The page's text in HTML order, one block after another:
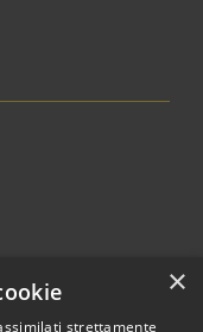
×
strettamente